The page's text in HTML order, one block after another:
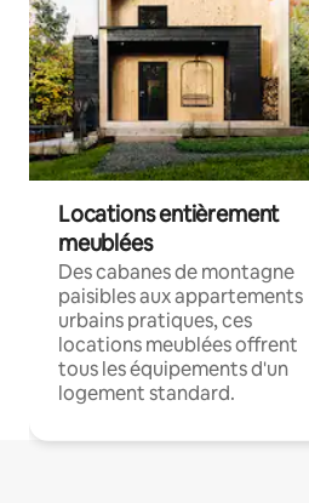
Locations entièrement
meublées
Des cabanes de montagne
paisibles aux appartements
urbains pratiques, ces
locations meublées offrent
tous les équipements d'un
logement standard.